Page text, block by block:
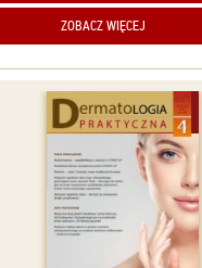
ZOBACZ WIĘCEJ